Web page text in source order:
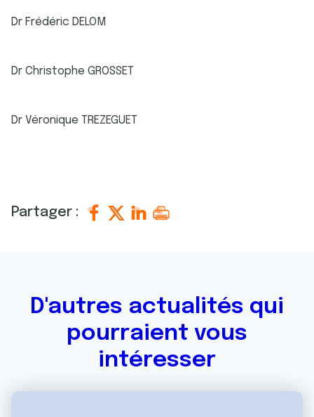
Dr Frédéric DELOM
Dr Christophe GROSSET
Dr Véronique TREZEGUET
Partager :
D'autres actualités qui
pourraient vous
intéresser